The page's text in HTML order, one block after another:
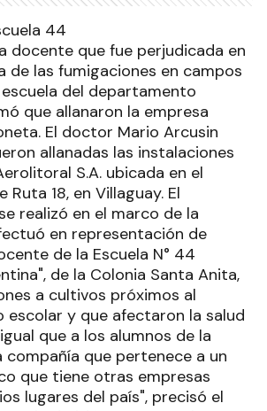
docente que fue perjudicada en
de las fumigaciones en campos
del departamento
que allanaron la empresa
El doctor Mario Arcusin
allanadas las instalaciones
S.A. ubicada en el
Ruta 18, en Villaguay. El
realizó en el marco de la
en representación de
de la Escuela N° 44
de la Colonia Santa Anita,
a cultivos próximos al
escolar y que afectaron la salud
que a los alumnos de la
compañía que pertenece a un
que tiene otras empresas
lugares del país", precisó el